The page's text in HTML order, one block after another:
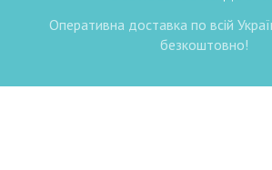
Оперативна доставка по всій
безкоштовно!